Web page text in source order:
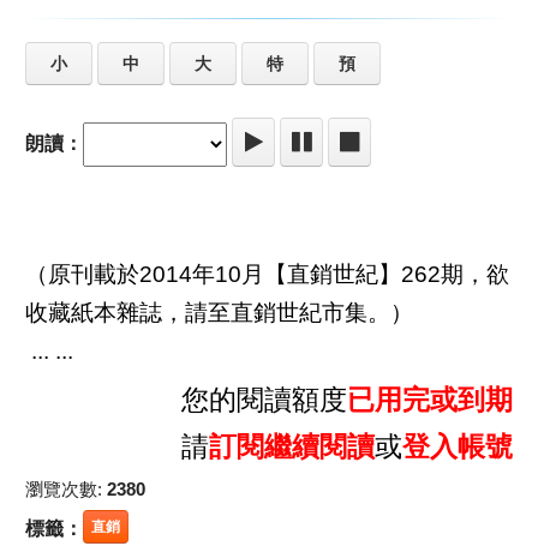
小 中 大 特 預
朗讀：
（原刊載於2014年10月【直銷世紀】262期，欲
收藏紙本雜誌，請至直銷世紀市集。）
... ...
您的閱讀額度已用完或到期
請訂閱繼續閱讀或登入帳號
瀏覽次數: 2380
標籤： 直銷